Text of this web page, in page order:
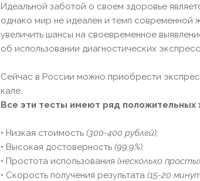
Идеальной заботой о своем здоровье
однако мир не идеален и темп современной
увеличить шансы на своевременное
об использовании диагностических
Сейчас в России можно приобрести
кале.
Все эти тесты имеют ряд положительных
• Низкая стоимость (300-400 рублей);
• Высокая достоверность (99,9%);
• Простота использования (несколько
• Скорость получения результата (15-20